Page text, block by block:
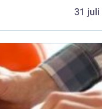
31 juli